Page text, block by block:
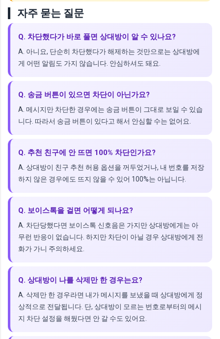
자주 묻는 질문
Q. 차단했다가 바로 풀면 상대방이 알 수 있나요?
A. 아니요, 단순히 차단했다가 해제하는 것만으로는 상대방에
게 어떤 알림도 가지 않습니다. 안심하셔도 돼요.
Q. 송금 버튼이 있으면 차단이 아닌가요?
A. 메시지만 차단한 경우에는 송금 버튼이 그대로 보일 수 있습
니다. 따라서 송금 버튼이 있다고 해서 안심할 수는 없어요.
Q. 추천 친구에 안 뜨면 100% 차단인가요?
A. 상대방이 친구 추천 허용 옵션을 꺼두었거나, 내 번호를 저장
하지 않은 경우에도 뜨지 않을 수 있어 100%는 아닙니다.
Q. 보이스톡을 걸면 어떻게 되나요?
A. 차단당했다면 보이스톡 신호음은 가지만 상대방에게는 아
무런 반응이 없습니다. 하지만 차단이 아닐 경우 상대방에게 전
화가 가니 주의하세요.
Q. 상대방이 나를 삭제만 한 경우는요?
A. 삭제만 한 경우라면 내가 메시지를 보냈을 때 상대방에게 정
상적으로 전달됩니다. 단, 상대방이 모르는 번호로부터의 메시
지 차단 설정을 해뒀다면 안 갈 수도 있어요.